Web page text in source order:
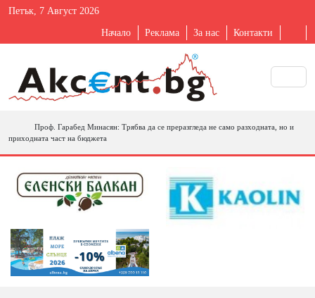
Петък, 7 Август 2026
Начало Реклама За нас Контакти
Проф. Гарабед Минасян: Трябва да се преразгледа не само разходната, но и
приходната част на бюджета